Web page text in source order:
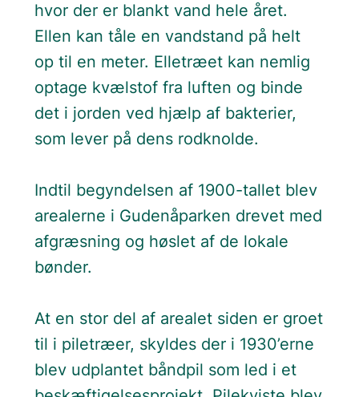
hvor der er blankt vand hele året.
Ellen kan tåle en vandstand på helt
op til en meter. Elletræet kan nemlig
optage kvælstof fra luften og binde
det i jorden ved hjælp af bakterier,
som lever på dens rodknolde.
Indtil begyndelsen af 1900-tallet blev
arealerne i Gudenåparken drevet med
afgræsning og høslet af de lokale
bønder.
At en stor del af arealet siden er groet
til i piletræer, skyldes der i 1930’erne
blev udplantet båndpil som led i et